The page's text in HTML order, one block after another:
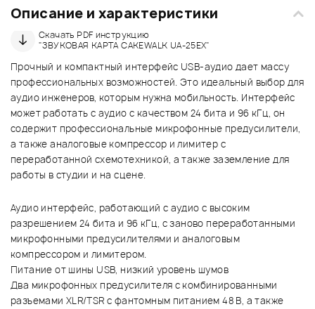
Описание и характеристики
Скачать PDF инструкцию
"ЗВУКОВАЯ КАРТА CAKEWALK UA-25EX"
Прочный и компактный интерфейс USB-аудио дает массу
профессиональных возможностей. Это идеальный выбор для
аудио инженеров, которым нужна мобильность. Интерфейс
может работать с аудио с качеством 24 бита и 96 кГц, он
содержит профессиональные микрофонные предусилители,
а также аналоговые компрессор и лимитер с
переработанной схемотехникой, а также заземление для
работы в студии и на сцене.
Аудио интерфейс, работающий с аудио с высоким
разрешением 24 бита и 96 кГц, с заново переработанными
микрофонными предусилителями и аналоговым
компрессором и лимитером.
Питание от шины USB, низкий уровень шумов
Два микрофонных предусилителя с комбинированными
разъемами XLR/TSR с фантомным питанием 48 В, а также